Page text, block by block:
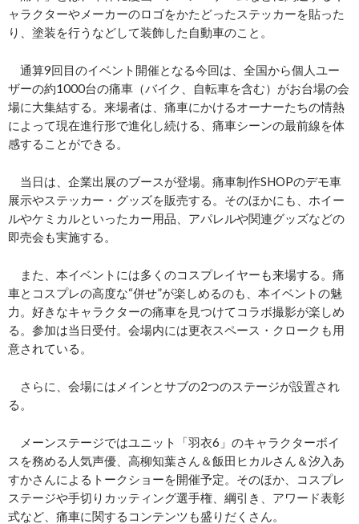
ャラクターやメーカーのロゴをかたどったステッカーを貼った
り、塗装を行うなどして装飾した自動車のこと。
通算9回目のイベント開催となる今回は、全国から個人ユー
ザーの約1000台の痛車（バイク、自転車を含む）がお台場の会
場に大集結する。来場者は、痛車にかけるオーナーたちの情熱
によって現在進行形で進化し続ける、痛車シーンの最前線を体
感することができる。
当日は、企業出展のブースが登場。痛車制作SHOPのデモ車
展示やステッカー・グッズを販売する。そのほかにも、ホイー
ルやケミカルといったカー用品、アパレルや関連グッズなどの
即売会も実施する。
また、本イベントには多くのコスプレイヤーも来場する。痛
車とコスプレの高度な“併せ”が楽しめるのも、本イベントの魅
力。好きなキャラクターの痛車を見つけてコラボ撮影が楽しめ
る。参加は当日受付。会場内には更衣スペース・クロークも用
意されている。
さらに、会場にはメインとサブの2つのステージが設置され
る。
メーンステージではユニット「羽衣6」のキャラクターボイ
スを務める人気声優、高柳知葉さん＆飯田ヒカルさん＆汐入あ
すかさんによるトークショーを開催予定。そのほか、コスプレ
ステージや手切りカッティング選手権、綱引き、アワード表彰
式など、痛車に関するコンテンツも盛りだくさん。